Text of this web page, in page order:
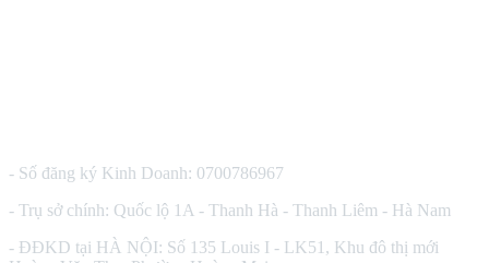
- Số đăng ký Kinh Doanh: 0700786967
- Trụ sở chính: Quốc lộ 1A - Thanh Hà - Thanh Liêm - Hà Nam
- ĐĐKD tại HÀ NỘI: Số 135 Louis I - LK51, Khu đô thị mới